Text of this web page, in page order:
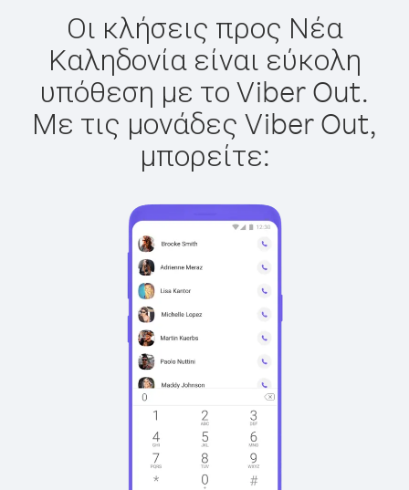
Οι κλήσεις προς Νέα
Καληδονία είναι εύκολη
υπόθεση με το Viber Out.
Με τις μονάδες Viber Out,
μπορείτε: